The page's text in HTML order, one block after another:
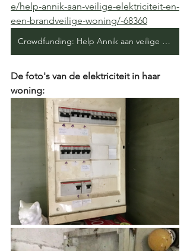
e/help-annik-aan-veilige-elektriciteit-en-
een-brandveilige-woning/-68360
Crowdfunding: Help Annik aan veilige elektriciteit en een brandveilige woning
De foto's van de elektriciteit in haar
woning: